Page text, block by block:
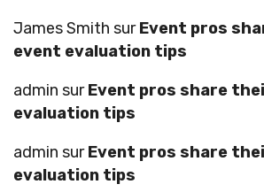
James Smith surEvent pros
event evaluation tips
admin surEvent pros share
evaluation tips
admin surEvent pros share
evaluation tips